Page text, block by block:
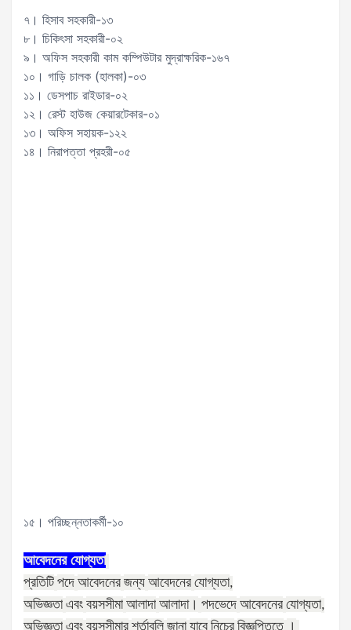
৭। হিসাব সহকারী-১৩
৮। চিকিৎসা সহকারী-০২
৯। অফিস সহকারী কাম কম্পিউটার মুদ্রাক্ষরিক-১৬৭
১০। গাড়ি চালক (হালকা)-০৩
১১। ডেসপাচ রাইডার-০২
১২। রেস্ট হাউজ কেয়ারটেকার-০১
১৩। অফিস সহায়ক-১২২
১৪। নিরাপত্তা প্রহরী-০৫
১৫। পরিচ্ছন্নতাকর্মী-১০
আবেদনের যোগ্যতা
প্রতিটি পদে আবেদনের জন্য আবেদনের যোগ্যতা,
অভিজ্ঞতা এবং বয়সসীমা আলাদা আলাদা। পদভেদে আবেদনের যোগ্যতা,
অভিজ্ঞতা এবং বয়সসীমার শর্তাবলি জানা যাবে নিচের বিজ্ঞপ্তিতে ।